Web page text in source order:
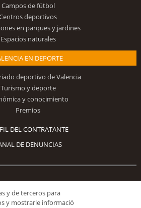
Campos de fútbol
deportivos
en parques y jardines
Espacios naturales
EN DEPORTE
deportivo de Valencia
Turismo y deporte
y conocimiento
Premios
DEL CONTRATANTE
DE DENUNCIAS
Síguenos
y de terceros para
y mostrarle informació